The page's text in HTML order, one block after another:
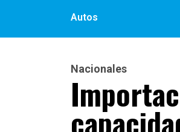
Autos
Nacionales